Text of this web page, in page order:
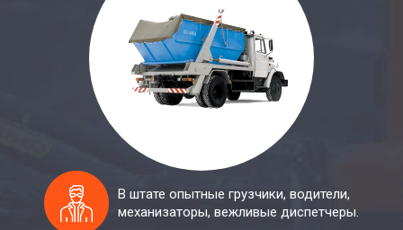
В штате опытные грузчики, водители,
механизаторы, вежливые диспетчеры.